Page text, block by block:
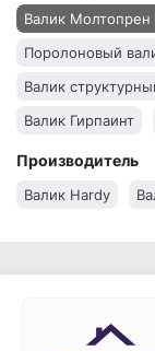
Валик Молтопрен
Поролоновый
Валик
Валик Гирпаинт
Производитель
Валик Hardy